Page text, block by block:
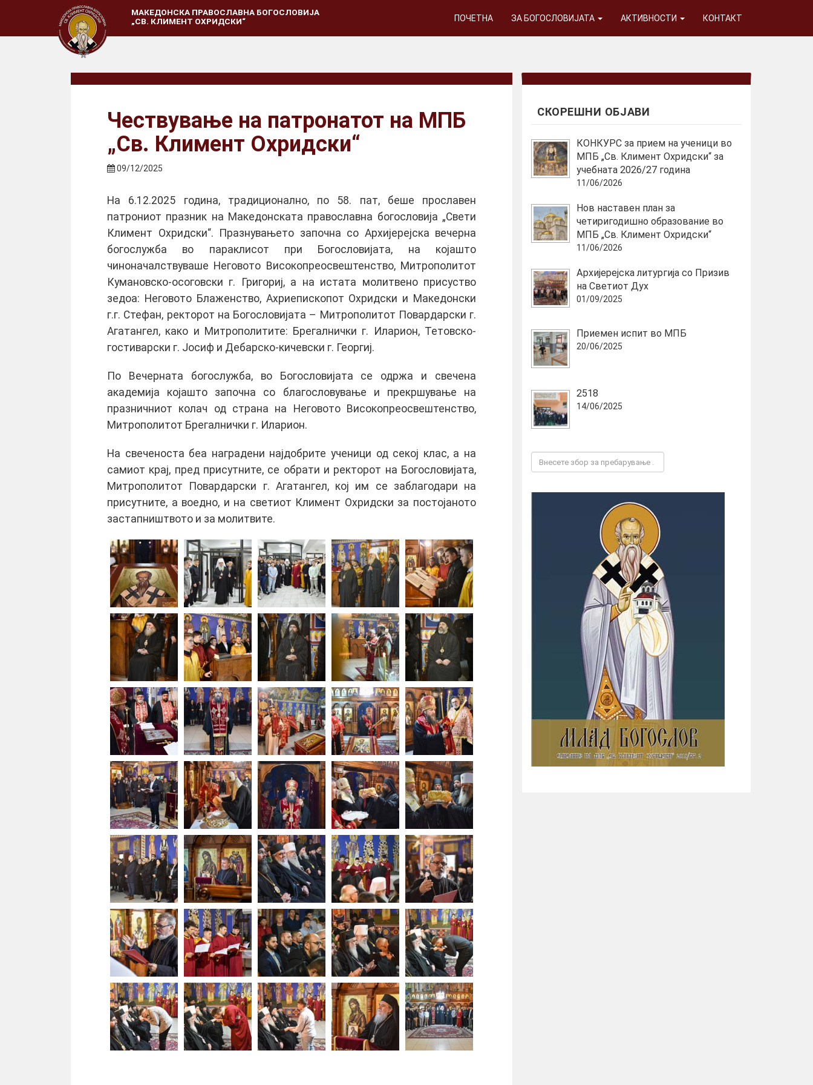
МАКЕДОНСКА ПРАВОСЛАВНА БОГОСЛОВИЈА
„СВ. КЛИМЕНТ ОХРИДСКИ“
ПОЧЕТНА ЗА БОГОСЛОВИЈАТА АКТИВНОСТИ КОНТАКТ
Чествување на патронатот на МПБ
„Св. Климент Охридски“
09/12/2025
На 6.12.2025 година, традиционално, по 58. пат, беше прославен
патрониот празник на Македонската православна богословија „Свети
Климент Охридски“. Празнувањето започна со Архијерејска вечерна
богослужба во параклисот при Богословијата, на којашто
чиноначалствуваше Неговото Високопреосвештенство, Митрополитот
Кумановско-осоговски г. Григориј, а на истата молитвено присуство
зедоа: Неговото Блаженство, Ахриепископот Охридски и Македонски
г.г. Стефан, ректорот на Богословијата – Митрополитот Повардарски г.
Агатангел, како и Митрополитите: Брегалнички г. Иларион, Тетовско-
гостиварски г. Јосиф и Дебарско-кичевски г. Георгиј.
По Вечерната богослужба, во Богословијата се одржа и свечена
академија којашто започна со благословување и прекршување на
празничниот колач од страна на Неговото Високопреосвештенство,
Митрополитот Брегалнички г. Иларион.
На свеченоста беа наградени најдобрите ученици од секој клас, а на
самиот крај, пред присутните, се обрати и ректорот на Богословијата,
Митрополитот Повардарски г. Агатангел, кој им се заблагодари на
присутните, а воедно, и на светиот Климент Охридски за постојаното
застапништвото и за молитвите.
СКОРЕШНИ ОБЈАВИ
КОНКУРС за прием на ученици во
МПБ „Св. Климент Охридски“ за
учебната 2026/27 година
11/06/2026
Нов наставен план за
четиригодишно образование во
МПБ „Св. Климент Охридски“
11/06/2026
Архијерејска литургија со Призив
на Светиот Дух
01/09/2025
Приемен испит во МПБ
20/06/2025
2518
14/06/2025